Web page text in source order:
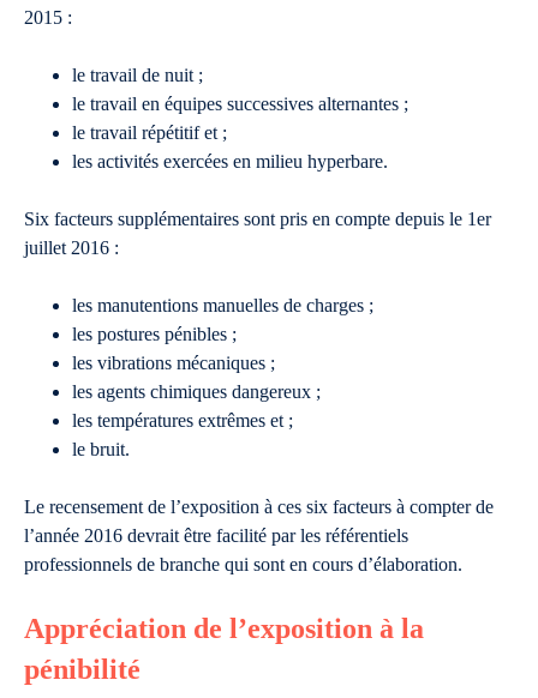
2015 :
le travail de nuit ;
le travail en équipes successives alternantes ;
le travail répétitif et ;
les activités exercées en milieu hyperbare.
Six facteurs supplémentaires sont pris en compte depuis le 1er
juillet 2016 :
les manutentions manuelles de charges ;
les postures pénibles ;
les vibrations mécaniques ;
les agents chimiques dangereux ;
les températures extrêmes et ;
le bruit.
Le recensement de l’exposition à ces six facteurs à compter de
l’année 2016 devrait être facilité par les référentiels
professionnels de branche qui sont en cours d’élaboration.
Appréciation de l’exposition à la
pénibilité